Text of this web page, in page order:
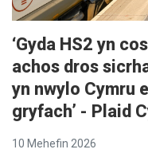
‘Gyda HS2 yn
achos dros
yn nwylo Cymru
gryfach’ - Plaid
10 Mehefin 2026